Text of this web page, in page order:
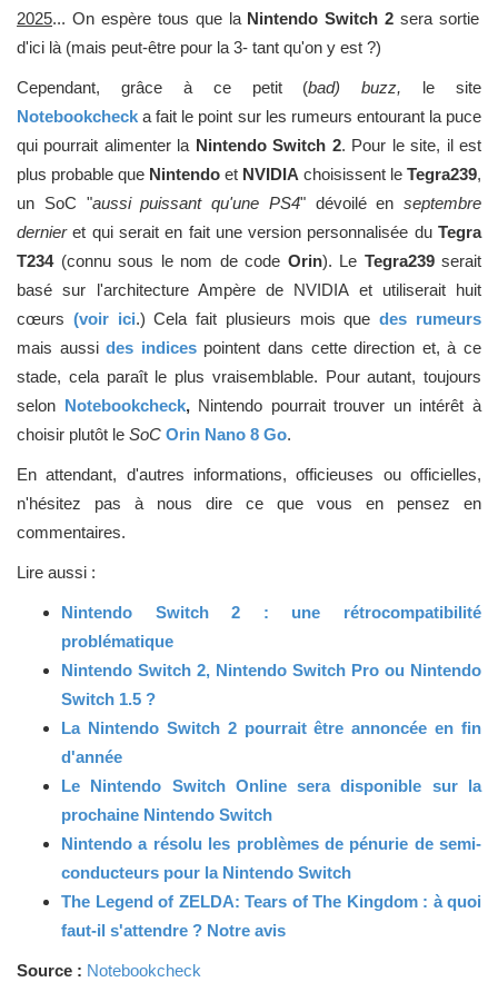
2025... On espère tous que la Nintendo Switch 2sera sortie
d'ici là (mais peut-être pour la 3- tant qu'on y est ?)
Cependant, grâce à ce petit (bad) buzz, le site
Notebookcheck a fait le point sur les rumeurs entourant la puce
qui pourrait alimenter la Nintendo Switch 2. Pour le site, il est
plus probable que Nintendo et NVIDIA choisissent le Tegra239,
un SoC "aussi puissant qu'une PS4" dévoilé en septembre
dernieret qui serait en fait une version personnalisée duTegra
T234(connu sous le nom de code Orin). Le Tegra239 serait
basé sur l'architecture Ampère de NVIDIA et utiliserait huit
cœurs (voir ici.) Cela fait plusieurs mois que des rumeurs
mais aussides indicespointent dans cette direction et, à ce
stade, cela paraît le plus vraisemblable. Pour autant, toujours
selon Notebookcheck, Nintendo pourrait trouver un intérêt à
choisir plutôt le SoC Orin Nano 8 Go.
En attendant, d'autres informations, officieuses ou officielles,
n'hésitez pas à nous dire ce que vous en pensez en
commentaires.
Lire aussi :
Nintendo Switch 2 : une rétrocompatibilité
problématique
Nintendo Switch 2, Nintendo Switch Pro ou Nintendo
Switch 1.5 ?
La Nintendo Switch 2 pourrait être annoncée en fin
d'année
Le Nintendo Switch Online sera disponible sur la
prochaine Nintendo Switch
Nintendo a résolu les problèmes de pénurie de semi-
conducteurs pour la Nintendo Switch
The Legend of ZELDA: Tears of The Kingdom : à quoi
faut-il s'attendre ? Notre avis
Source : Notebookcheck